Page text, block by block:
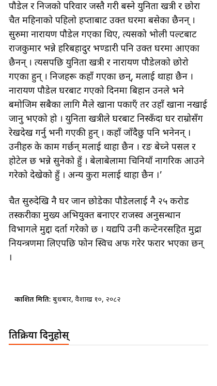
पौडेल र निजको परिवार जस्तै गरी बस्ने युनिता खत्री र छोरा
चैत महिनाको पहिलो हप्ताबाट उक्त घरमा बसेका छैनन् ।
सुरुमा नारायण पौडेल गएका थिए, त्यसको भोली पल्टबाट
राजकुमार भन्ने हरिबहादुर भण्डारी पनि उक्त घरमा आएका
छैनन् । त्यसपछि युनिता खत्री र नारायण पौडेलको छोरो
गएका हुन् । निजहरू कहाँ गएका छन्, मलाई थाहा छैन ।
नारायण पौडेल घरबाट गएको दिनमा बिहान उनले भने
बमोजिम सबैका लागि मैले खाना पकाएँ तर उहाँ खाना नखाई
जानु भएको हो । युनिता खत्रीले घरबाट निस्कँदा घर राम्रोसँग
रेखदेख गर्नु भनी गएकी हुन् । कहाँ जाँदैछु पनि भनेनन् ।
उनीहरु के काम गर्छन् मलाई थाहा छैन । रङ बेच्ने पसल र
होटेल छ भन्ने सुनेको हुँ । बेलाबेलामा चिनियाँ नागरिक आउने
गरेको देखेको हुँ । अन्य कुरा मलाई थाहा छैन ।’
चैत सुरुदेखि नै घर जान छोडेका पौडेललाई नै २५ करोड
तस्करीका मुख्य अभियुक्त बनाएर राजस्व अनुसन्धान
विभागले मुद्दा दर्ता गरेको छ । यद्यपि उनी कन्टेनरसहित मुद्रा
नियन्त्रणमा लिएपछि फोन स्विच अफ गरेर फरार भएका छन्
।
प्रकाशित मिति: बुधबार, वैशाख १०, २०८२
प्रतिक्रिया दिनुहोस्